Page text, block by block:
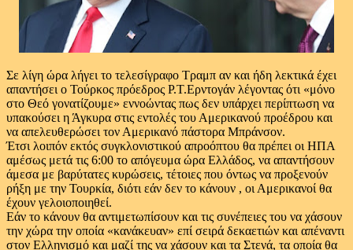
Σε λίγη ώρα λήγει το τελεσίγραφο Τραμπ αν και ήδη λεκτικά έχει
απαντήσει ο Τούρκος πρόεδρος Ρ.Τ.Ερντογάν λέγοντας ότι «μόνο
στο Θεό γονατίζουμε» εννοώντας πως δεν υπάρχει περίπτωση να
υπακούσει η Άγκυρα στις εντολές του Αμερικανού προέδρου και
να απελευθερώσει τον Αμερικανό πάστορα Μπράνσον.
Έτσι λοιπόν εκτός συγκλονιστικού απροόπτου θα πρέπει οι ΗΠΑ
αμέσως μετά τις 6:00 το απόγευμα ώρα Ελλάδος, να απαντήσουν
άμεσα με βαρύτατες κυρώσεις, τέτοιες που όντως να προξενούν
ρήξη με την Τουρκία, διότι εάν δεν το κάνουν , οι Αμερικανοί θα
έχουν γελοιοποιηθεί.
Εάν το κάνουν θα αντιμετωπίσουν και τις συνέπειες του να χάσουν
την χώρα την οποία «κανάκευαν» επί σειρά δεκαετιών και απέναντι
στον Ελληνισμό και μαζί της να χάσουν και τα Στενά, τα οποία θα